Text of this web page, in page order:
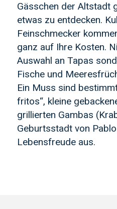
Gässchen der Altstadt
etwas zu entdecken.
Feinschmecker
ganz auf Ihre Kosten.
Auswahl an Tapas
Fische und
Ein Muss sind
fritos“, kleine
grillierten Gambas
Geburtsstadt von
Lebensfreude aus.